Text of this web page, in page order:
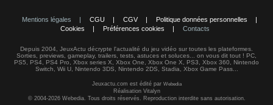
Mentions légales CGU CGV Politique données personnelles
Cookies
Préférences cookies Contacts
Depuis 2004, JeuxActu décrypte l'actualité du jeu vidéo sur toutes les plateformes.
Sorties, previews, gameplay, trailers, tests, astuces et soluces... on vous dit tout ! PC,
PS5, PS4, PS4 Pro, Xbox series X, Xbox One, Xbox One X, PS3, Xbox 360, Nintendo
Switch, Wii U, Nintendo 3DS, Nintendo 2DS, Stadia, Xbox Game Pass...
Jeuxactu.com est édité par Webedia
Réalisation Vitalyn
© 2004-2026 Webedia. Tous droits réservés. Reproduction interdite sans autorisation.